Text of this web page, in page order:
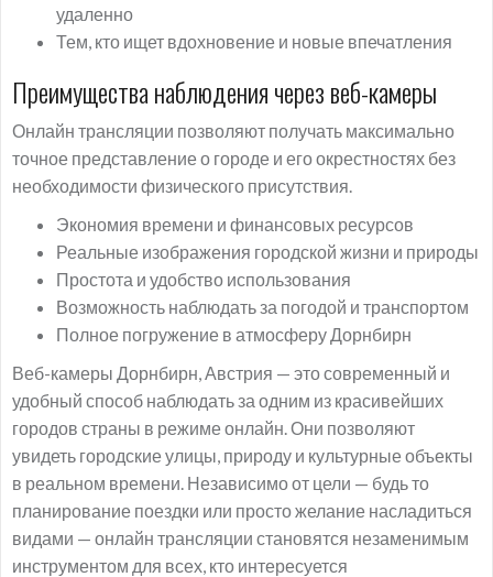
удаленно
Тем, кто ищет вдохновение и новые впечатления
Преимущества наблюдения через веб-камеры
Онлайн трансляции позволяют получать максимально
точное представление о городе и его окрестностях без
необходимости физического присутствия.
Экономия времени и финансовых ресурсов
Реальные изображения городской жизни и природы
Простота и удобство использования
Возможность наблюдать за погодой и транспортом
Полное погружение в атмосферу Дорнбирн
Веб-камеры Дорнбирн, Австрия — это современный и
удобный способ наблюдать за одним из красивейших
городов страны в режиме онлайн. Они позволяют
увидеть городские улицы, природу и культурные объекты
в реальном времени. Независимо от цели — будь то
планирование поездки или просто желание насладиться
видами — онлайн трансляции становятся незаменимым
инструментом для всех, кто интересуется